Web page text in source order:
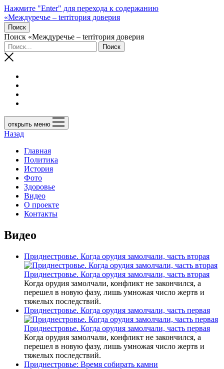
Нажмите "Enter" для перехода к содержанию
«Междуречье – terriтория доверия
Поиск
Поиск «Междуречье – terriтория доверия
открыть меню
Назад
Главная
Политика
История
Фото
Здоровье
Видео
О проекте
Контакты
Видео
Приднестровье. Когда орудия замолчали, часть вторая
Приднестровье. Когда орудия замолчали, часть вторая
Когда орудия замолчали, конфликт не закончился, а
перешел в новую фазу, лишь умножая число жертв и
тяжелых последствий.
Приднестровье. Когда орудия замолчали, часть первая
Приднестровье. Когда орудия замолчали, часть первая
Когда орудия замолчали, конфликт не закончился, а
перешел в новую фазу, лишь умножая число жертв и
тяжелых последствий.
Приднестровье: Время собирать камни